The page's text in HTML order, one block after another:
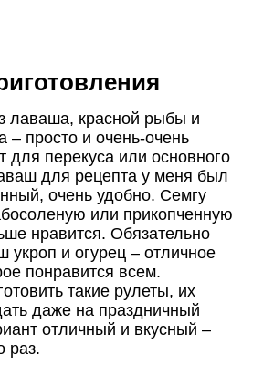
лаваша, красной рыбы и
– просто и очень-очень
для перекуса или основного
для рецепта у меня был
очень удобно. Семгу
или прикопченную
нравится. Обязательно
укроп и огурец – отличное
понравится всем.
такие рулеты, их
даже на праздничный
отличный и вкусный –
раз.